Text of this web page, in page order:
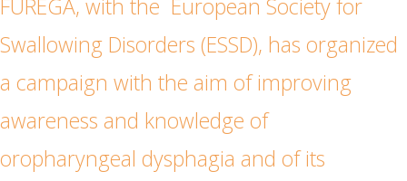
FUREGA, with the European Society for
Swallowing Disorders (ESSD), has organized
a campaign with the aim of improving
awareness and knowledge of
oropharyngeal dysphagia and of its